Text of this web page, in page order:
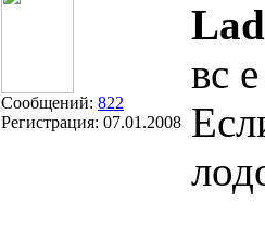
Сообщений: 822
Регистрация: 07.01.2008
вс